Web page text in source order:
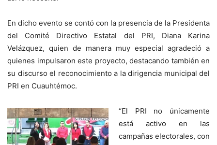
En dicho evento se contó con la presencia de la Presidenta
del Comité Directivo Estatal del PRI, Diana Karina
Velázquez, quien de manera muy especial agradeció a
quienes impulsaron este proyecto, destacando también en
su discurso el reconocimiento a la dirigencia municipal del
PRI en Cuauhtémoc.
“El PRI no únicamente
está activo en las
campañas electorales, con